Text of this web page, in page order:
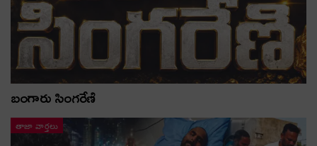
బంగారు సింగరేణి
తాజా వార్తలు